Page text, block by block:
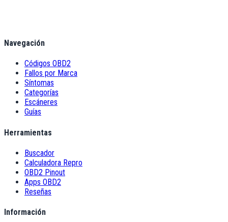
Navegación
Códigos OBD2
Fallos por Marca
Síntomas
Categorías
Escáneres
Guías
Herramientas
Buscador
Calculadora Repro
OBD2 Pinout
Apps OBD2
Reseñas
Información